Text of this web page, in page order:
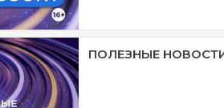
ПОЛЕЗНЫЕ